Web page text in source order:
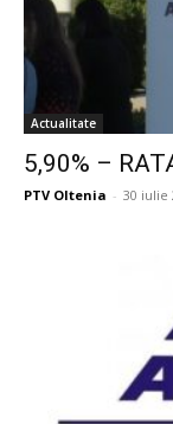
Actualitate
5,90% –
PTV Oltenia - 30 iulie